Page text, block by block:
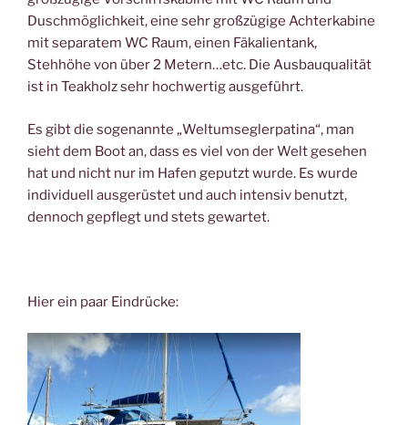
Duschmöglichkeit, eine sehr großzügige Achterkabine
mit separatem WC Raum, einen Fäkalientank,
Stehhöhe von über 2 Metern…etc. Die Ausbauqualität
ist in Teakholz sehr hochwertig ausgeführt.
Es gibt die sogenannte „Weltumseglerpatina“, man
sieht dem Boot an, dass es viel von der Welt gesehen
hat und nicht nur im Hafen geputzt wurde. Es wurde
individuell ausgerüstet und auch intensiv benutzt,
dennoch gepflegt und stets gewartet.
Hier ein paar Eindrücke: